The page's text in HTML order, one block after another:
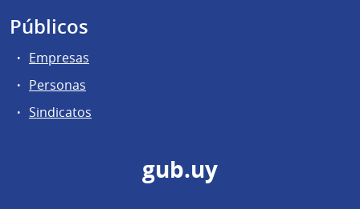
Públicos
Empresas
Personas
Sindicatos
gub.uy